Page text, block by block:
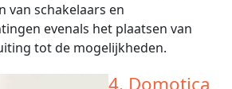
van schakelaars en
evenals het plaatsen van
tot de mogelijkheden.
4. Domotica